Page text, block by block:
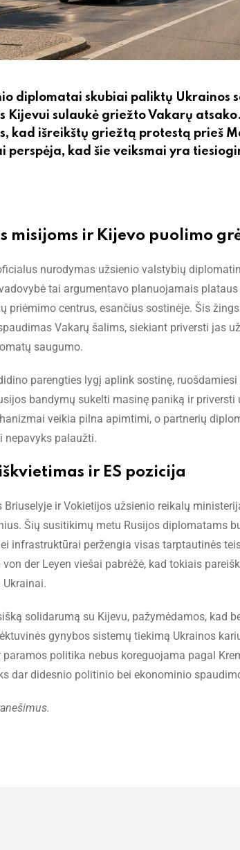
diplomatai skubiai paliktų Ukrainos
Kijevui sulaukė griežto Vakarų
kad išreikštų griežtą protestą prieš
perspėja, kad šie veiksmai yra
ir Kijevo puolimo
nurodymas užsienio valstybių
tai argumentavo planuojamais
centrus, esančius sostinėje. Šis
Vakarų šalims, siekiant priversti jas
saugumo.
parengties lygį aplink sostinę,
bandymų sukelti masinę paniką ir priversti
veikia pilna apimtimi, o partnerių
nepavyks palaužti.
ir ES pozicija
ir Vokietijos užsienio reikalų
Šių susitikimų metu Rusijos diplomatams
infrastruktūrai peržengia visas tarptautinės
der Leyen viešai pabrėžė, kad tokiais
solidarumą su Kijevu, pažymėdamos, kad
gynybos sistemų tiekimą Ukrainos
politika nebus koreguojama pagal
dar didesnio politinio bei ekonominio